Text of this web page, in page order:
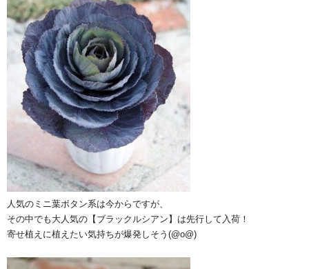
人気のミニ葉ボタン系は今からですが、
その中でも大人気の【ブラックルシアン】は先行して入荷！
寄せ植えに植えたい気持ちが爆発しそう(@o@)